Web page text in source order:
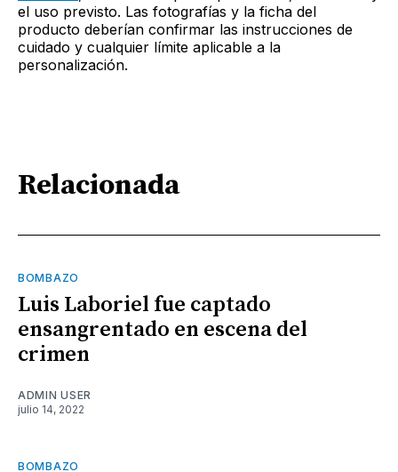
el uso previsto. Las fotografías y la ficha del
producto deberían confirmar las instrucciones de
cuidado y cualquier límite aplicable a la
personalización.
Relacionada
BOMBAZO
Luis Laboriel fue captado
ensangrentado en escena del
crimen
ADMIN USER
julio 14, 2022
BOMBAZO